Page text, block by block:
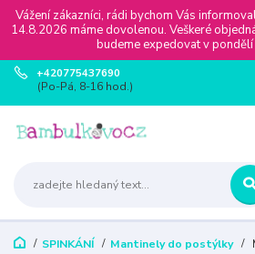
Vážení zákazníci, rádi bychom Vás
14.8.2026 máme dovolenou. Veškeré
budeme expedovat v
+420775437690
(Po-Pá, 8-16 hod.)
SPINKÁNÍ Mantinely do postýlky